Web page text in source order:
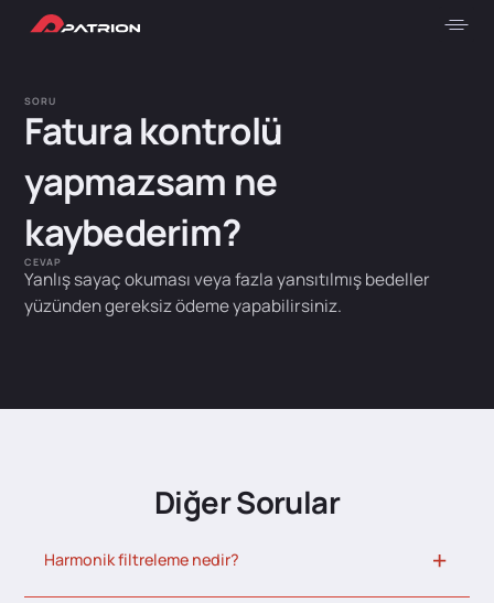
SORU
Fatura kontrolü
yapmazsam ne
kaybederim?
CEVAP
Yanlış sayaç okuması veya fazla yansıtılmış bedeller
yüzünden gereksiz ödeme yapabilirsiniz.
Diğer Sorular
Harmonik filtreleme nedir?